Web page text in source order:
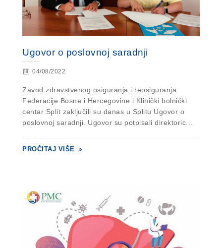
Ugovor o poslovnoj saradnji
04/08/2022
Zavod zdravstvenog osiguranja i reosiguranja
Federacije Bosne i Hercegovine i Klinički bolnički
centar Split zaključili su danas u Splitu Ugovor o
poslovnoj saradnji. Ugovor su potpisali direktoric...
PROČITAJ VIŠE